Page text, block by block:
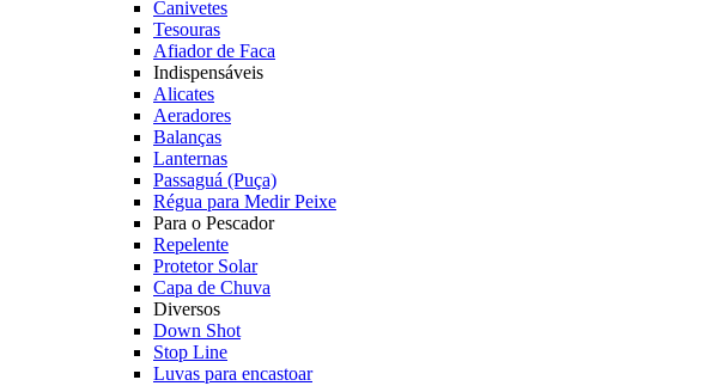
Canivetes
Tesouras
Afiador de Faca
Indispensáveis
Alicates
Aeradores
Balanças
Lanternas
Passaguá (Puça)
Régua para Medir Peixe
Para o Pescador
Repelente
Protetor Solar
Capa de Chuva
Diversos
Down Shot
Stop Line
Luvas para encastoar